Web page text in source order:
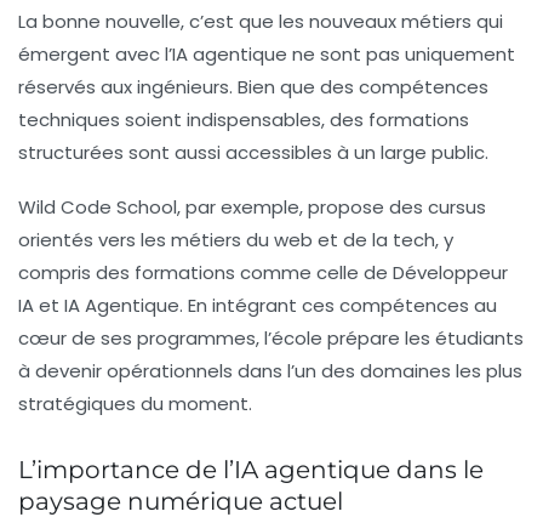
La bonne nouvelle, c’est que les nouveaux métiers qui
émergent avec l’IA agentique ne sont pas uniquement
réservés aux ingénieurs. Bien que des compétences
techniques soient indispensables, des formations
structurées sont aussi accessibles à un large public.
Wild Code School, par exemple, propose des cursus
orientés vers les métiers du web et de la tech, y
compris des formations comme celle de Développeur
IA et IA Agentique. En intégrant ces compétences au
cœur de ses programmes, l’école prépare les étudiants
à devenir opérationnels dans l’un des domaines les plus
stratégiques du moment.
L’importance de l’IA agentique dans le
paysage numérique actuel